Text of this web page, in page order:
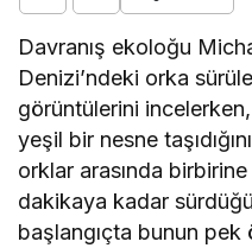
Davranış ekoloğu
Denizi’ndeki orka
görüntülerini
yeşil bir nesne
orklar arasında birbirine
dakikaya kadar
başlangıçta bunun pek